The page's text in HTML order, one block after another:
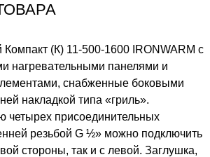
Компакт (К) 11-500-1600 IRONWARM с
нагревательными панелями и
снабженные боковыми
накладкой типа «гриль».
четырех присоединительных
резьбой G ½» можно подключить
стороны, так и с левой. Заглушка,